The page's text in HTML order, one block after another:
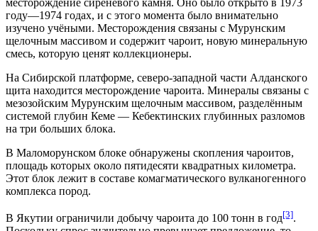
месторождение сиреневого камня. Оно было открыто в 1973
году—1974 годах, и с этого момента было внимательно
изучено учёными. Месторождения связаны с Мурунским
щелочным массивом и содержит чароит, новую минеральную
смесь, которую ценят коллекционеры.
На Сибирской платформе, северо-западной части Алданского
щита находится месторождение чароита. Минералы связаны с
мезозойским Мурунским щелочным массивом, разделённым
системой глубин Кеме — Кебектинских глубинных разломов
на три больших блока.
В Маломорунском блоке обнаружены скопления чароитов,
площадь которых около пятидесяти квадратных километра.
Этот блок лежит в составе комагматического вулканогенного
комплекса пород.
В Якутии ограничили добычу чароита до 100 тонн в год[3].